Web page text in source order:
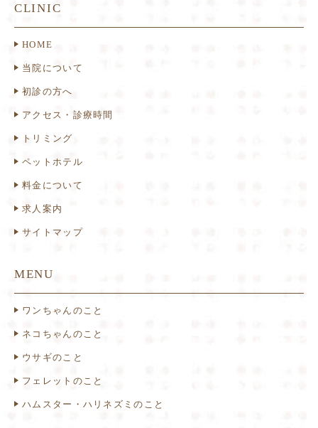
CLINIC
HOME
当院について
初診の方へ
アクセス・診療時間
トリミング
ペットホテル
料金について
求人案内
サイトマップ
MENU
ワンちゃんのこと
ネコちゃんのこと
ウサギのこと
フェレットのこと
ハムスター・ハリネズミのこと